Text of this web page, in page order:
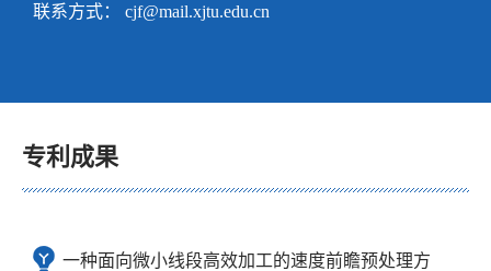
联系方式： cjf@mail.xjtu.edu.cn
专利成果
一种面向微小线段高效加工的速度前瞻预处理方